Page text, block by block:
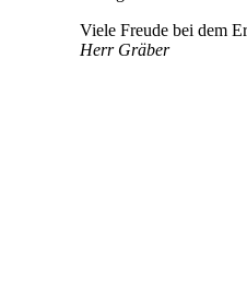
Viele Freude bei dem
Herr Gräber